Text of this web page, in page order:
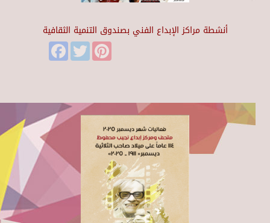
أنشطة مراكز الإبداع الفني بصندوق التنمية الثقافية
FacebookTwitter